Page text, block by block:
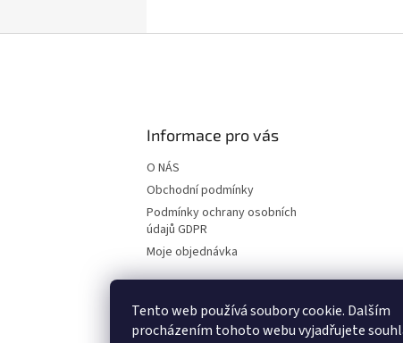
Tento web používá soubory cookie. Dalším
procházením tohoto webu vyjadřujete
Informace pro vás
O NÁS
Obchodní podmínky
Podmínky ochrany osobních
údajů GDPR
Moje objednávka